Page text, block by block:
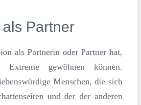
Partner
als Partnerin oder Partner hat,
gewöhnen können.
Menschen, die sich
und der der anderen